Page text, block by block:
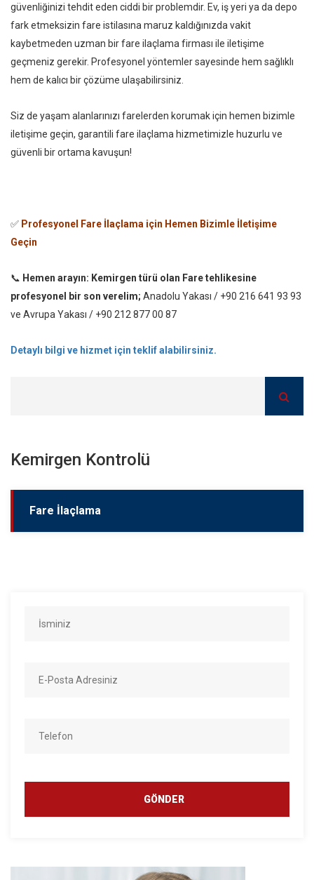
güvenliğinizi tehdit eden ciddi bir problemdir. Ev, iş yeri ya da depo
fark etmeksizin fare istilasına maruz kaldığınızda vakit
kaybetmeden uzman bir fare ilaçlama firması ile iletişime
geçmeniz gerekir. Profesyonel yöntemler sayesinde hem sağlıklı
hem de kalıcı bir çözüme ulaşabilirsiniz.
Siz de yaşam alanlarınızı farelerden korumak için hemen bizimle
iletişime geçin, garantili fare ilaçlama hizmetimizle huzurlu ve
güvenli bir ortama kavuşun!
✅ Profesyonel Fare İlaçlama için Hemen Bizimle İletişime
Geçin
📞 Hemen arayın: Kemirgen türü olan Fare tehlikesine
profesyonel bir son verelim; Anadolu Yakası / +90 216 641 93 93
ve Avrupa Yakası / +90 212 877 00 87
Detaylı bilgi ve hizmet için teklif alabilirsiniz.
Kemirgen Kontrolü
Fare İlaçlama